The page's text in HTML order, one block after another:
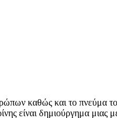
καθώς και το πνεύμα
είναι δημιούργημα